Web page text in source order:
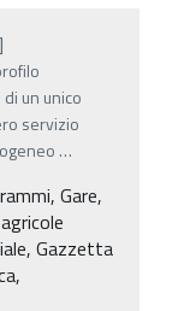
un unico
servizio
…
Gare,
Gazzetta